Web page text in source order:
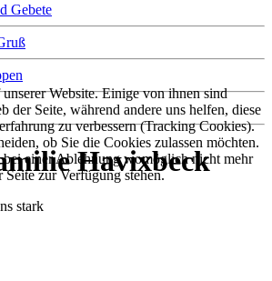
Gebete
Havixbeck
stark
Website. Einige von ihnen sind
der Seite, während andere uns helfen, diese
zu verbessern (Tracking Cookies).
ob Sie die Cookies zulassen möchten.
bei einer Ablehnung womöglich nicht mehr
zur Verfügung stehen.